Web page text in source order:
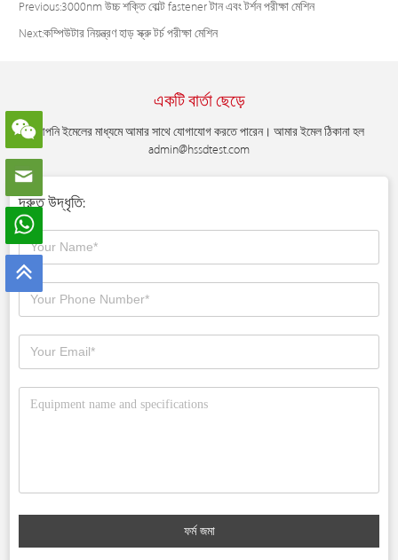
Previous:3000nm উচ্চ শক্তি বোল্ট fastener টান এবং টর্শন পরীক্ষা মেশিন
Next:কম্পিউটার নিয়ন্ত্রণ হাড় স্ক্রু টর্চ পরীক্ষা মেশিন
একটি বার্তা ছেড়ে
আপনি ইমেলের মাধ্যমে আমার সাথে যোগাযোগ করতে পারেন। আমার ইমেল ঠিকানা হল
admin@hssdtest.com
দ্রুত উদ্ধৃতি:
ফর্ম জমা